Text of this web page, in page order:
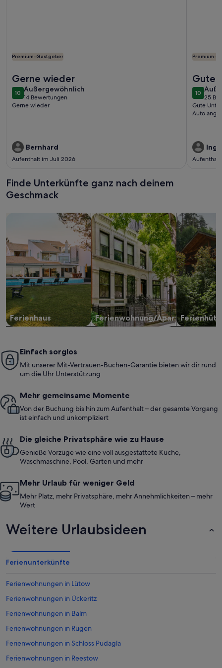
Premium-Gastgeber
Gerne wieder
1010 von 10
Außergewöhnlich
außergewöhnlich
14 Bewertungen
(14
Gerne wieder
Bernhard
Aufenthalt im Juli 2026
Premium-
Gute
1010 von
25
(25
Gute
Auto
Inge
Finde Unterkünfte ganz nach deinem
Geschmack
Ferienhaus
Suche nach Ferienhäusern
Ferienwohnung/Apartment
Suche nach Ferienwohnungen oder
Suche nach
Einfach sorglos
Mit unserer Mit-Vertrauen-Buchen-Garantie bieten wir dir rund
um die Uhr Unterstützung
Mehr gemeinsame Momente
Von der Buchung bis hin zum Aufenthalt – der gesamte Vorgang
ist einfach und unkompliziert
Die gleiche Privatsphäre wie zu Hause
Genieße Vorzüge wie eine voll ausgestattete Küche,
Waschmaschine, Pool, Garten und mehr
Mehr Urlaub für weniger Geld
Mehr Platz, mehr Privatsphäre, mehr Annehmlichkeiten – mehr
Wert
Weitere Urlaubsideen
Ferienunterkünfte
Ferienwohnungen in Lütow
Ferienwohnungen in Ückeritz
Ferienwohnungen in Balm
Ferienwohnungen in Rügen
Ferienwohnungen in Schloss Pudagla
Ferienwohnungen in Reestow